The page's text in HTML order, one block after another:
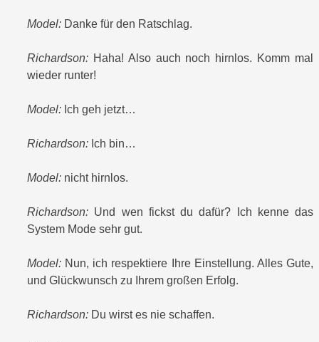
Model: Danke für den Ratschlag.
Richardson: Haha! Also auch noch hirnlos. Komm mal
wieder runter!
Model: Ich geh jetzt…
Richardson: Ich bin…
Model: nicht hirnlos.
Richardson: Und wen fickst du dafür? Ich kenne das
System Mode sehr gut.
Model: Nun, ich respektiere Ihre Einstellung. Alles Gute,
und Glückwunsch zu Ihrem großen Erfolg.
Richardson: Du wirst es nie schaffen.